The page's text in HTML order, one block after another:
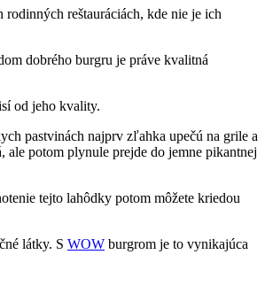
reštauráciách, kde nie je ich
dobrého burgru je práve kvalitná
od jeho kvality.
pastvinách najprv zľahka upečú na grile a
ale potom plynule prejde do jemne pikantnej
tejto lahôdky potom môžete kriedou
látky. S WOW burgrom je to vynikajúca